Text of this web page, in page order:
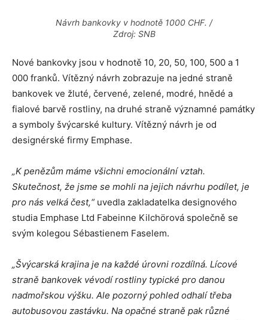
Návrh bankovky v hodnotě 1000 CHF. /
Zdroj: SNB
Nové bankovky jsou v hodnotě 10, 20, 50, 100, 500 a 1
000 franků. Vítězný návrh zobrazuje na jedné straně
bankovek ve žluté, červené, zelené, modré, hnědé a
fialové barvě rostliny, na druhé straně významné památky
a symboly švýcarské kultury. Vítězný návrh je od
designérské firmy Emphase.
„K penězům máme všichni emocionální vztah.
Skutečnost, že jsme se mohli na jejich návrhu podílet, je
pro nás velká čest,“uvedla zakladatelka designového
studia Emphase Ltd Fabeinne Kilchörová společně se
svým kolegou Sébastienem Faselem.
„Švýcarská krajina je na každé úrovni rozdílná. Lícové
straně bankovek vévodí rostliny typické pro danou
nadmořskou výšku. Ale pozorný pohled odhalí třeba
autobusovou zastávku. Na opačné straně pak různé